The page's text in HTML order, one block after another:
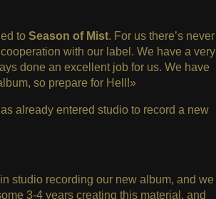
to Season of Mist. For us there’s never
with our label. We have a very
done an excellent job for us. We have
so prepare for Hell!»
already entered studio to record a new
studio recording our new album, and we
3-4 years creating this material, and